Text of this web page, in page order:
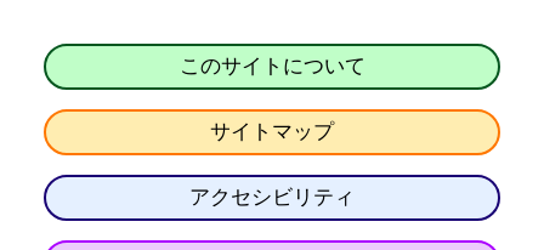
このサイトについて
サイトマップ
アクセシビリティ